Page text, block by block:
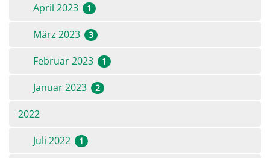
April 2023 1
März 2023 3
Februar 2023 1
Januar 2023 2
2022
Juli 2022
1